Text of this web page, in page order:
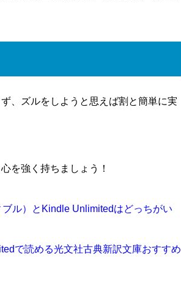
、ズルをしようと思えば割と簡単に実
を強く持ちましょう！
ル）とKindle Unlimitedはどっちがい
で読める光文社古典新訳文庫おすすめ